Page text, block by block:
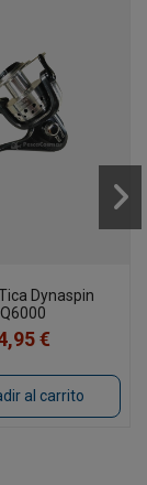
Dynaspin
€
al carrito